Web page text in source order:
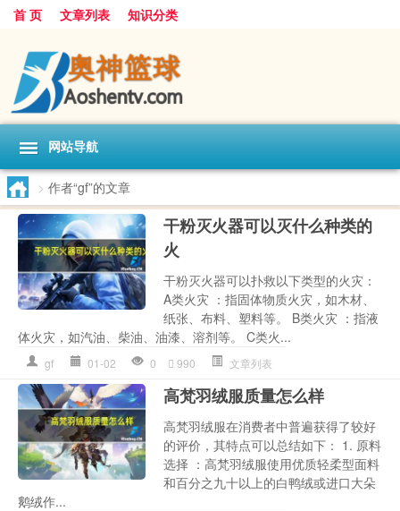
首 页 文章列表 知识分类
网站导航
> 作者“gf”的文章
干粉灭火器可以灭什么种类的
火
干粉灭火器可以扑救以下类型的火灾：
A类火灾 ：指固体物质火灾，如木材、
纸张、布料、塑料等。 B类火灾 ：指液
体火灾，如汽油、柴油、油漆、溶剂等。 C类火...
gf 01-02 0 990 文章列表
高梵羽绒服质量怎么样
高梵羽绒服在消费者中普遍获得了较好
的评价，其特点可以总结如下： 1. 原料
选择 ：高梵羽绒服使用优质轻柔型面料
和百分之九十以上的白鸭绒或进口大朵
鹅绒作...